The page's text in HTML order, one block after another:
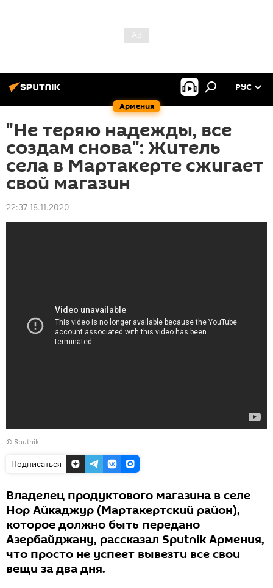
Армения
РУС
"Не теряю надежды, все
создам снова": Житель
села в Мартакерте сжигает
свой магазин
22:37 18.11.2020
© Sputnik
Подписаться
Владелец продуктового магазина в селе
Нор Айкаджур (Мартакертский район),
которое должно быть передано
Азербайджану, рассказал Sputnik Армения,
что просто не успеет вывезти все свои
вещи за два дня.